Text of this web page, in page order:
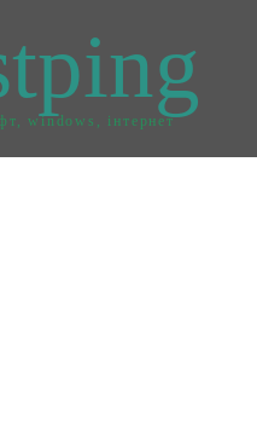
windows, інтернет